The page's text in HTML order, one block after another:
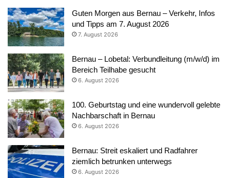
Guten Morgen aus Bernau – Verkehr, Infos
und Tipps am 7. August 2026
7. August 2026
Bernau – Lobetal: Verbundleitung (m/w/d) im
Bereich Teilhabe gesucht
6. August 2026
100. Geburtstag und eine wundervoll gelebte
Nachbarschaft in Bernau
6. August 2026
Bernau: Streit eskaliert und Radfahrer
ziemlich betrunken unterwegs
6. August 2026